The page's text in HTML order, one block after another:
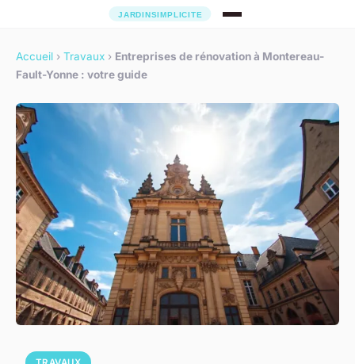
Accueil › Travaux › Entreprises de rénovation à Montereau-
Fault-Yonne : votre guide